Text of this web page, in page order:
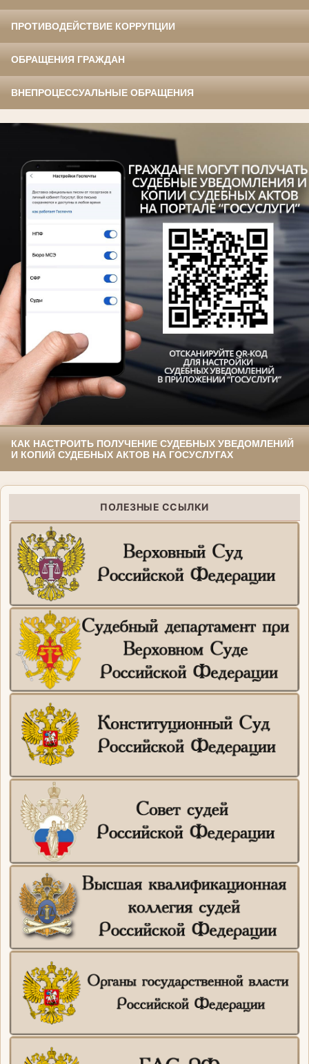
ПРОТИВОДЕЙСТВИЕ КОРРУПЦИИ
ОБРАЩЕНИЯ ГРАЖДАН
ВНЕПРОЦЕССУАЛЬНЫЕ ОБРАЩЕНИЯ
КАК НАСТРОИТЬ ПОЛУЧЕНИЕ СУДЕБНЫХ УВЕДОМЛЕНИЙ
И КОПИЙ СУДЕБНЫХ АКТОВ НА ГОСУСЛУГАХ
ПОЛЕЗНЫЕ ССЫЛКИ